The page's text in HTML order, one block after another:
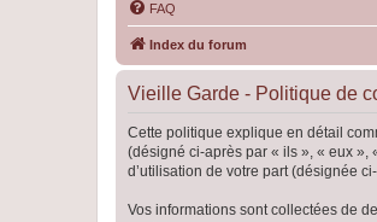
FAQ
Index du forum
Vieille Garde - Politique de
Cette politique explique en détail
(désigné ci-après par « ils », « eux »,
d’utilisation de votre part (désignée
Vos informations sont collectées de